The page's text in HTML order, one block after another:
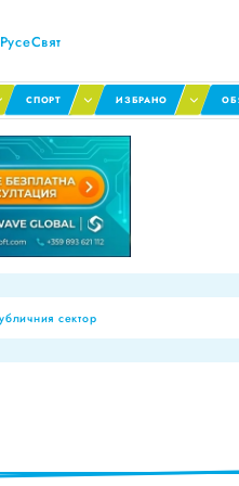
РусеСвят
СПОРТ ИЗБРАНО